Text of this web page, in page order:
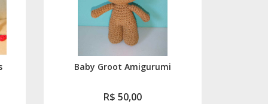
Baby Groot Amigurumi
R$ 50,00